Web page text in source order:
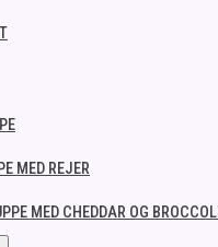
MED REJER
MED CHEDDAR OG BROCCOLI